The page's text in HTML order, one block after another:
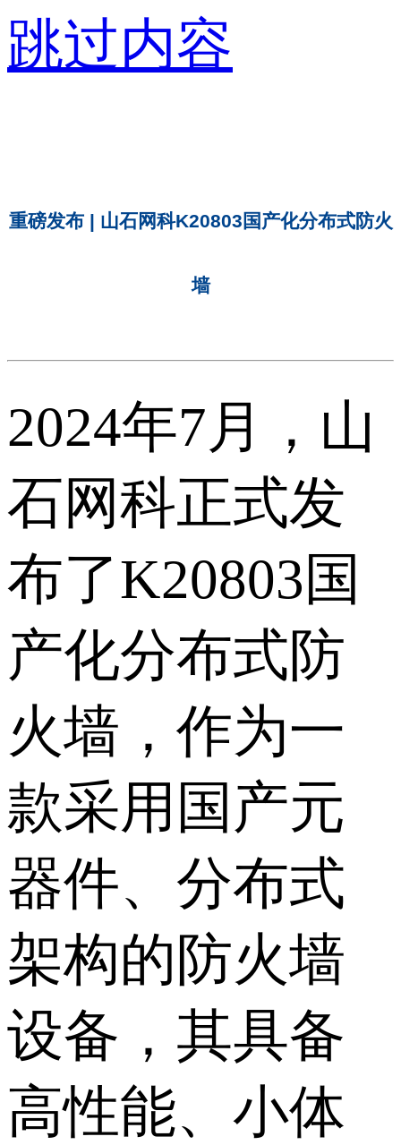
跳过内容
重磅发布 | 山石网科K20803国产化分布式防火
墙
2024年7月，山
石网科正式发
布了K20803国
产化分布式防
火墙，作为一
款采用国产元
器件、分布式
架构的防火墙
设备，其具备
高性能、小体